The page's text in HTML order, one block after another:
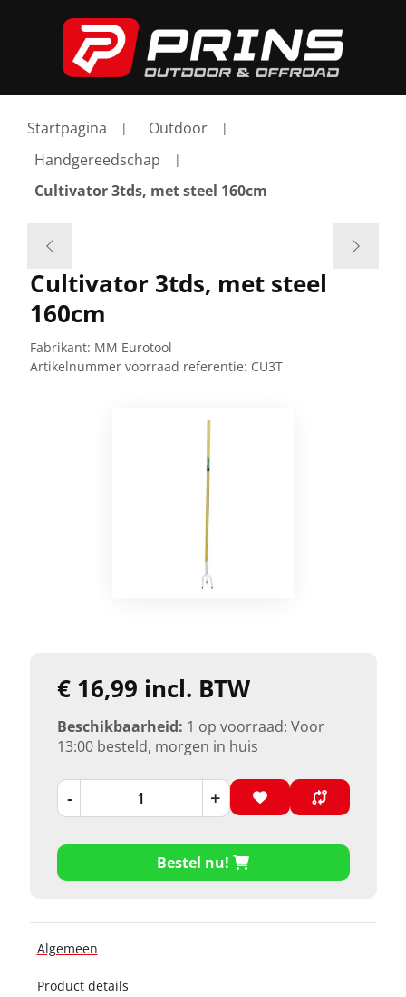
Startpagina
Outdoor
Handgereedschap
Cultivator 3tds, met steel 160cm
Cultivator 3tds, met steel
160cm
Fabrikant: MM Eurotool
Artikelnummer voorraad referentie: CU3T
€ 16,99 incl. BTW
Beschikbaarheid: 1 op voorraad: Voor
13:00 besteld, morgen in huis
- +
Bestel nu!
Algemeen
Product details